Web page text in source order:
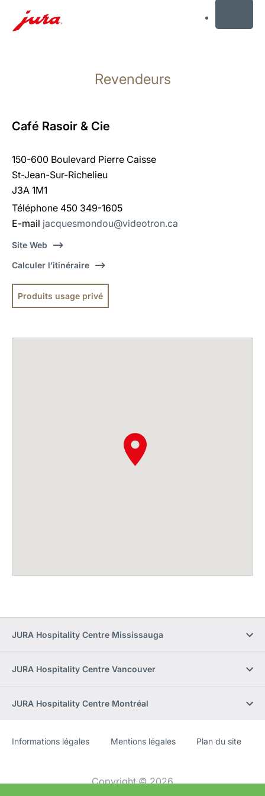
recherche
Revendeurs
Café Rasoir & Cie
150-600 Boulevard Pierre Caisse
St-Jean-Sur-Richelieu
J3A 1M1
Téléphone 450 349-1605
E-mail jacquesmondou@videotron.ca
Site Web
Calculer l’itinéraire
Produits usage privé
JURA Hospitality Centre Mississauga
JURA Hospitality Centre Vancouver
JURA Hospitality Centre Montréal
Site
[Website
Informations légales Mentions légales Plan du site
Copyright © 2026